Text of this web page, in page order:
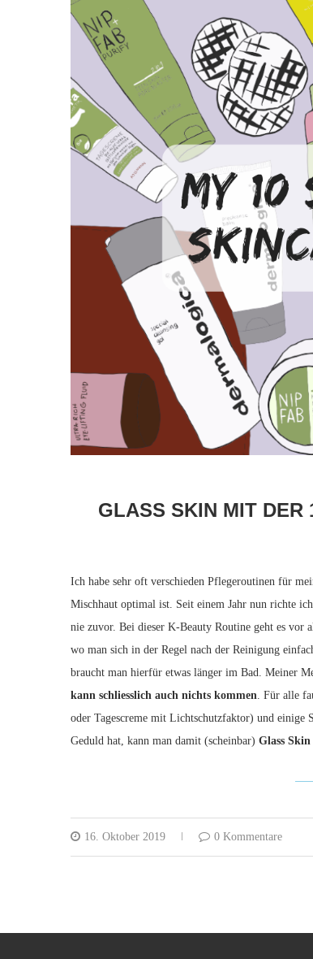
GLASS SKIN MIT DER
Ich habe sehr oft verschieden Pflegeroutinen für
Mischhaut optimal ist. Seit einem Jahr nun richte
nie zuvor. Bei dieser K-Beauty Routine geht es vor
wo man sich in der Regel nach der Reinigung
braucht man hierfür etwas länger im Bad. Meiner
kann schliesslich auch nichts kommen . Für alle
oder Tagescreme mit Lichtschutzfaktor) und einige
Geduld hat, kann man damit (scheinbar) Glass Skin
16. Oktober 2019 0 Kommentare